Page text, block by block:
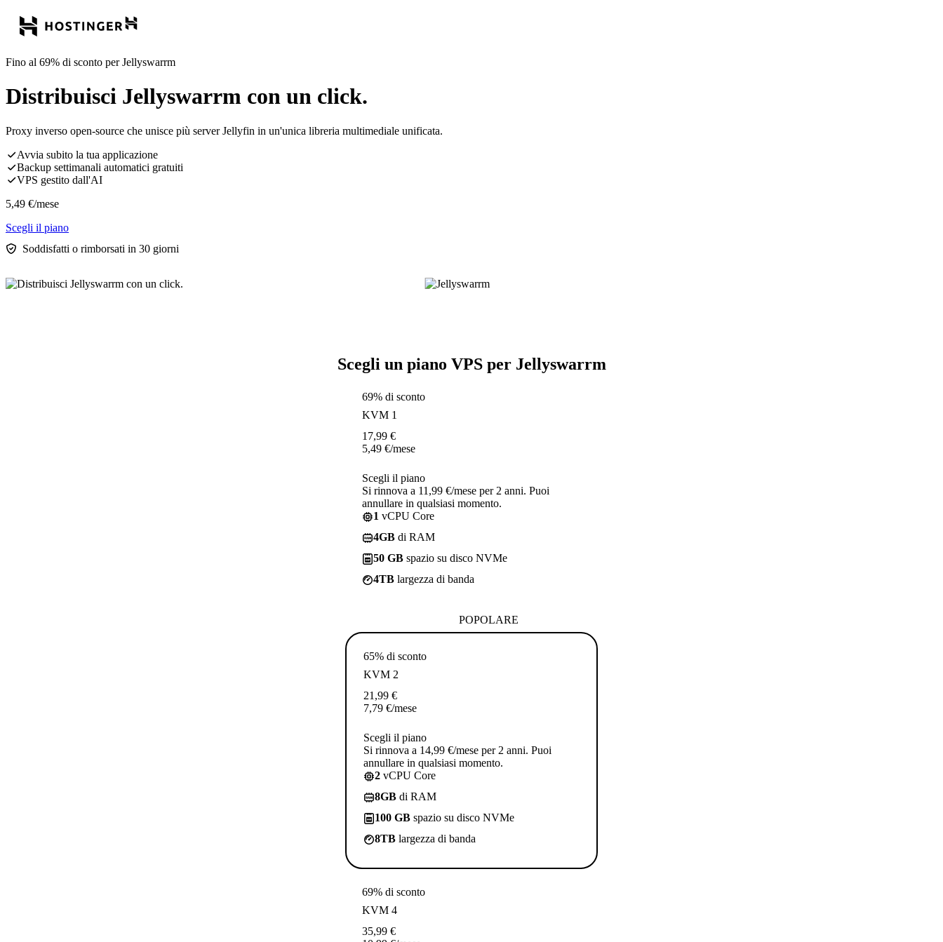
Fino al 69% di sconto per Jellyswarrm
Distribuisci Jellyswarrm con un click.
Proxy inverso open-source che unisce più server Jellyfin in un'unica libreria multimediale unificata.
Avvia subito la tua applicazione
Backup settimanali automatici gratuiti
VPS gestito dall'AI
5,49 €/mese
Scegli il piano
Soddisfatti o rimborsati in 30 giorni
Scegli un piano VPS per Jellyswarrm
69% di sconto
KVM 1
17,99 €
5,49 €/mese
Scegli il piano
Si rinnova a 11,99 €/mese per 2 anni. Puoi
annullare in qualsiasi momento.
1 vCPU Core
4GB di RAM
50 GB spazio su disco NVMe
4TB largezza di banda
POPOLARE
65% di sconto
KVM 2
21,99 €
7,79 €/mese
Scegli il piano
Si rinnova a 14,99 €/mese per 2 anni. Puoi
annullare in qualsiasi momento.
2 vCPU Core
8GB di RAM
100 GB spazio su disco NVMe
8TB largezza di banda
69% di sconto
KVM 4
35,99 €